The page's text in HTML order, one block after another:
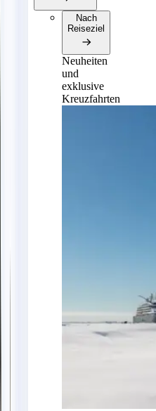
Nach
Reiseziel
Neuheiten
und
exklusive
Kreuzfahrten